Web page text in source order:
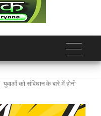
युवाओं को संविधान के बारे में होनी